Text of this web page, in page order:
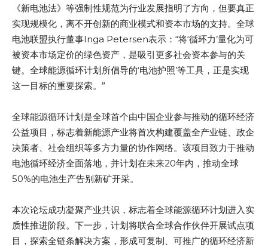
《新电池法》等强制性规范为行业发展指明了方向，但要真正
实现规模化，离不开创新的商业模式和资本市场的支持。全球
电池联盟执行董事Inga Petersen表示：“将‘循环力’量化为可
被资本市场定价的绿色资产，是吸引更多社会资本参与的关
键。全球能源循环计划所倡导的‘电池护照’等工具，正是实现
这一目标的重要探索。”
全球能源循环计划是全球首个由中国企业参与推动的循环经济
公益项目，标志着新能源产业将首次构建覆盖全产业链、政企
决策者、社会组织等多方力量的协作网络。该项目致力于推动
电池循环经济全面落地，并计划在未来20年内，推动全球
50%的电池生产告别新矿开采。
本次论坛成功凝聚产业共识，标志着全球能源循环计划进入实
质性推进阶段。下一步，计划将联合全球合作伙伴开展试点项
目，探索全链条解决方案，形成可复制、可推广的循环经济新